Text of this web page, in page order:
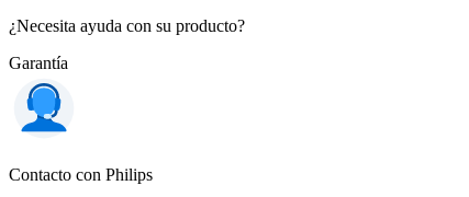
¿Necesita ayuda con su producto?
Garantía
Contacto con Philips